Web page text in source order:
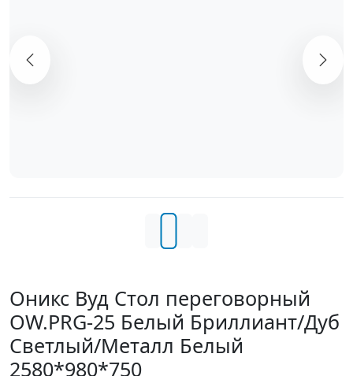
Оникс Вуд Стол переговорный
OW.PRG-25 Белый Бриллиант/Дуб
Светлый/Металл Белый
2580*980*750